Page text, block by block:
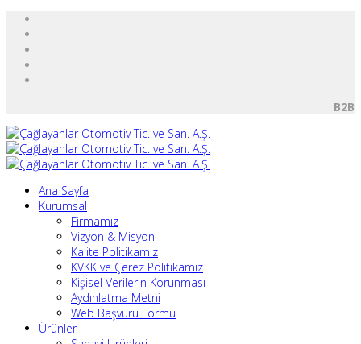
B2B
Ana Sayfa
Kurumsal
Firmamız
Vizyon & Misyon
Kalite Politikamız
KVKK ve Çerez Politikamız
Kişisel Verilerin Korunması
Aydınlatma Metni
Web Başvuru Formu
Ürünler